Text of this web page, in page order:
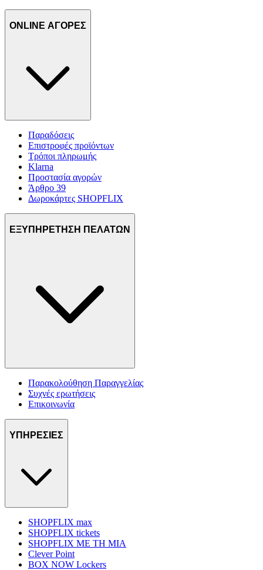
ONLINE ΑΓΟΡΕΣ
Παραδόσεις
Επιστροφές προϊόντων
Τρόποι πληρωμής
Klarna
Προστασία αγορών
Άρθρο 39
Δωροκάρτες SHOPFLIX
ΕΞΥΠΗΡΕΤΗΣΗ ΠΕΛΑΤΩΝ
Παρακολούθηση Παραγγελίας
Συχνές ερωτήσεις
Επικοινωνία
ΥΠΗΡΕΣΙΕΣ
SHOPFLIX max
SHOPFLIX tickets
SHOPFLIX ΜΕ ΤΗ ΜΙΑ
Clever Point
BOX NOW Lockers